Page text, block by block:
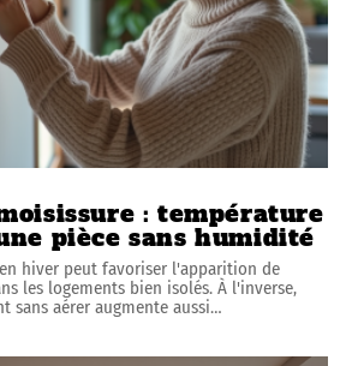
: température
pièce sans humidité
hiver peut favoriser l'apparition de
les logements bien isolés. À l'inverse,
sans aérer augmente aussi…